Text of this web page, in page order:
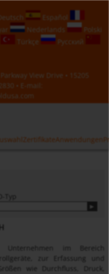
Español
Nederlands
Polski
Türkçe
Русский
View Drive • 15205
• E-mail:
ZertifikateAnwendungen
Typ
im Bereich
zur Erfassung und
wie Durchfluss, Druck,